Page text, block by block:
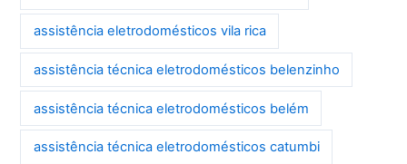
assistência eletrodomésticos vila rica
assistência técnica eletrodomésticos belenzinho
assistência técnica eletrodomésticos belém
assistência técnica eletrodomésticos catumbi